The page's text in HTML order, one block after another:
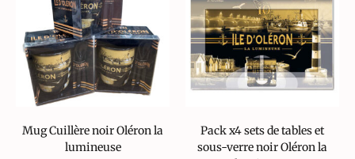
Mug Cuillère noir Oléron la
lumineuse
Pack x4 sets de tables et
sous-verre noir Oléron la